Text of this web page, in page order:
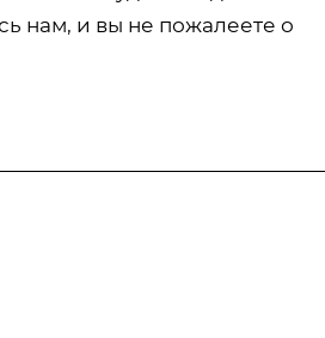
нам, и вы не пожалеете о